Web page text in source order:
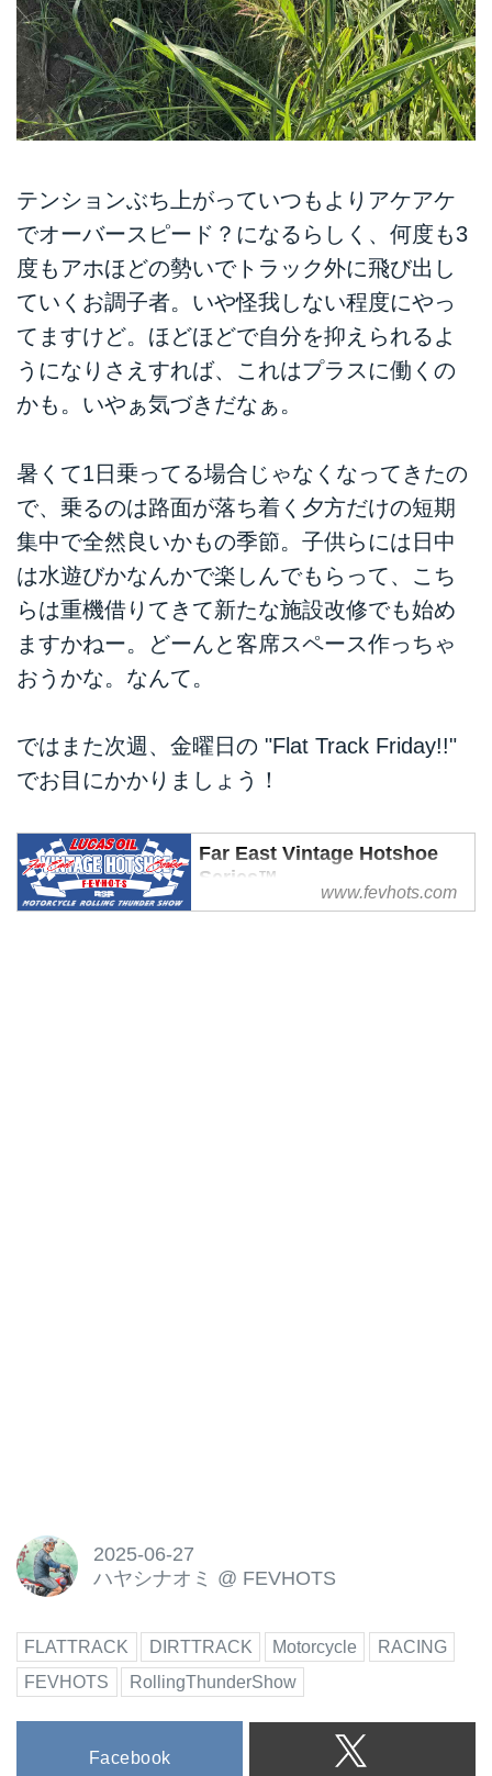
テンションぶち上がっていつもよりアケアケ
でオーバースピード？になるらしく、何度も3
度もアホほどの勢いでトラック外に飛び出し
ていくお調子者。いや怪我しない程度にやっ
てますけど。ほどほどで自分を抑えられるよ
うになりさえすれば、これはプラスに働くの
かも。いやぁ気づきだなぁ。
暑くて1日乗ってる場合じゃなくなってきたの
で、乗るのは路面が落ち着く夕方だけの短期
集中で全然良いかもの季節。子供らには日中
は水遊びかなんかで楽しんでもらって、こち
らは重機借りてきて新たな施設改修でも始め
ますかねー。どーんと客席スペース作っちゃ
おうかな。なんて。
ではまた次週、金曜日の "Flat Track Friday!!"
でお目にかかりましょう！
Far East Vintage Hotshoe
Series™
www.fevhots.com
2025-06-27
ハヤシナオミ @ FEVHOTS
FLATTRACK DIRTTRACK Motorcycle
RACING
FEVHOTS
RollingThunderShow
Facebook